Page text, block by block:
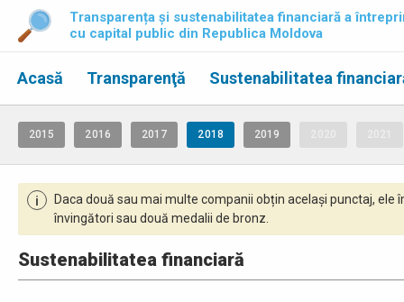
Transparența și sustenabilitatea financiară a
cu capital public din Republica Moldova
Acasă Transparenţă Sustenabilitatea
2015 2016 2017 2018 2019
i
Daca două sau mai multe companii obțin același punctaj,
învingători sau două medalii de bronz.
Sustenabilitatea financiară